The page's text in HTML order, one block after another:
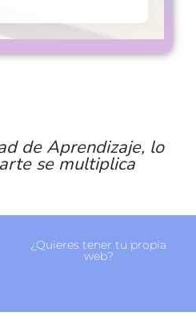
de Aprendizaje, lo
se multiplica
¿Quieres tener tu propia
web?